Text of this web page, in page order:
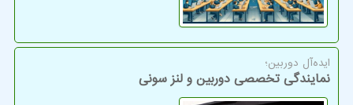
ایده‌آل دوربین؛
نمایندگی تخصصی دوربین و لنز سونی